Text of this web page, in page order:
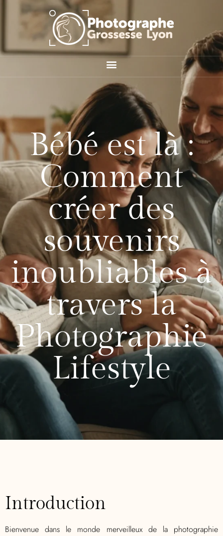
Bébé est là :
Comment
créer des
souvenirs
inoubliables à
travers la
Photographie
Lifestyle
Introduction
Bienvenue dans le monde merveilleux de la photographie